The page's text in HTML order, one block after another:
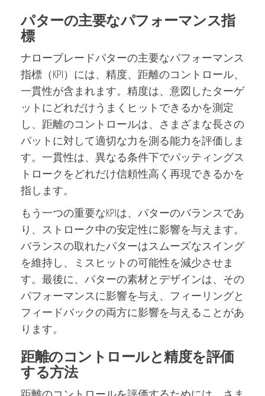
パターの主要なパフォーマンス指
標
ナローブレードパターの主要なパフォーマンス
指標（KPI）には、精度、距離のコントロール、
一貫性が含まれます。精度は、意図したターゲ
ットにどれだけうまくヒットできるかを測定
し、距離のコントロールは、さまざまな長さの
パットに対して適切な力を測る能力を評価しま
す。一貫性は、異なる条件下でパッティングス
トロークをどれだけ信頼性高く再現できるかを
指します。
もう一つの重要なKPIは、パターのバランスであ
り、ストローク中の安定性に影響を与えます。
バランスの取れたパターはスムーズなスイング
を維持し、ミスヒットの可能性を減少させま
す。最後に、パターの素材とデザインは、その
パフォーマンスに影響を与え、フィーリングと
フィードバックの両方に影響を与えることがあ
ります。
距離のコントロールと精度を評価
する方法